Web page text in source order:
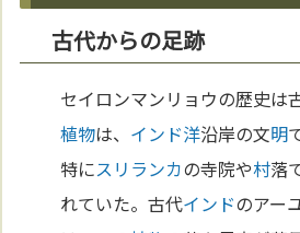
古代からの足跡
セイロンマンリョウの歴史は
植物は、 インド洋沿岸の文明
特にスリランカの寺院や村落
れていた。古代インドのアー